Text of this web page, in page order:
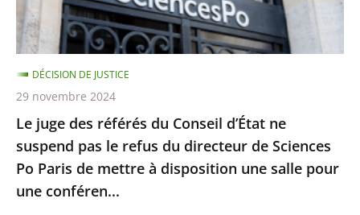
ne
suspend
pas
le
refus
du
directeur
de
Sciences
Le juge des référés du Conseil d’État ne
suspend pas le refus du directeur de Sciences
Po Paris de mettre à disposition une salle pour
une conféren...
DÉCISION DE JUSTICE
29 novembre 2024